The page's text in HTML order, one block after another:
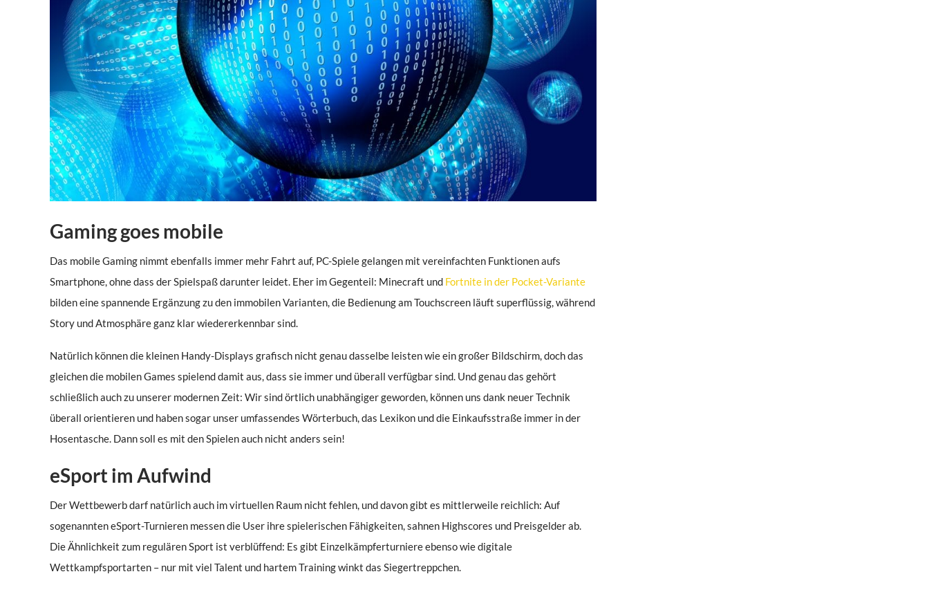
Gaming goes mobile
Das mobile Gaming nimmt ebenfalls immer mehr Fahrt auf, PC-Spiele gelangen mit vereinfachten Funktionen aufs
Smartphone, ohne dass der Spielspaß darunter leidet. Eher im Gegenteil: Minecraft und Fortnite in der Pocket-Variante
bilden eine spannende Ergänzung zu den immobilen Varianten, die Bedienung am Touchscreen läuft superflüssig, während
Story und Atmosphäre ganz klar wiedererkennbar sind.
Natürlich können die kleinen Handy-Displays grafisch nicht genau dasselbe leisten wie ein großer Bildschirm, doch das
gleichen die mobilen Games spielend damit aus, dass sie immer und überall verfügbar sind. Und genau das gehört
schließlich auch zu unserer modernen Zeit: Wir sind örtlich unabhängiger geworden, können uns dank neuer Technik
überall orientieren und haben sogar unser umfassendes Wörterbuch, das Lexikon und die Einkaufsstraße immer in der
Hosentasche. Dann soll es mit den Spielen auch nicht anders sein!
eSport im Aufwind
Der Wettbewerb darf natürlich auch im virtuellen Raum nicht fehlen, und davon gibt es mittlerweile reichlich: Auf
sogenannten eSport-Turnieren messen die User ihre spielerischen Fähigkeiten, sahnen Highscores und Preisgelder ab.
Die Ähnlichkeit zum regulären Sport ist verblüffend: Es gibt Einzelkämpferturniere ebenso wie digitale
Wettkampfsportarten – nur mit viel Talent und hartem Training winkt das Siegertreppchen.